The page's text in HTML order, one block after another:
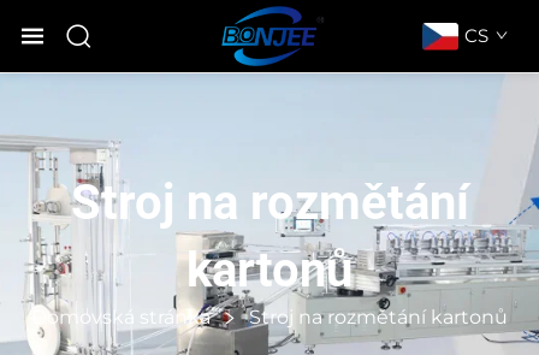
CS
Stroj na rozmětání
kartonů
Domovská stránka Stroj na rozmětání kartonů